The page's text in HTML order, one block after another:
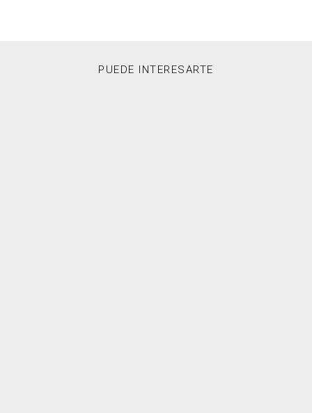
PUEDE INTERESARTE